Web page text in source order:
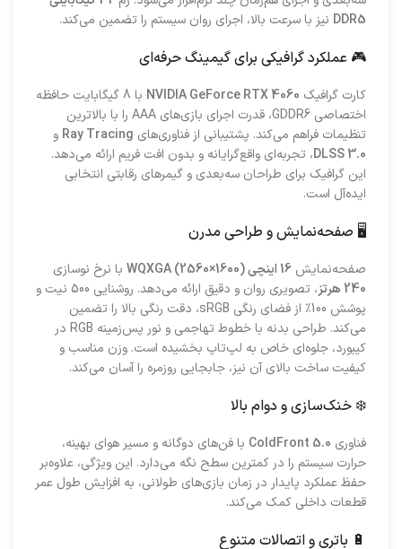
DDR5 نیز با سرعت بالا، اجرای روان سیستم را تضمین می‌کند.
🎮 عملکرد گرافیکی برای گیمینگ حرفه‌ای
کارت گرافیک NVIDIA GeForce RTX 4060
با 8 گیگابایت حافظه
اختصاصی GDDR6، قدرت اجرای بازی‌های AAA را با بالاترین
تنظیمات فراهم می‌کند. پشتیبانی از فناوری‌های Ray Tracing و
DLSS 3.0، تجربه‌ای واقع‌گرایانه و بدون افت فریم ارائه می‌دهد.
این گرافیک برای طراحان سه‌بعدی و گیمرهای رقابتی انتخابی
ایده‌آل است.
🖥️ صفحه‌نمایش و طراحی مدرن
صفحه‌نمایش 16 اینچی WQXGA (2560×1600)
با نرخ نوسازی
240 هرتز
، تصویری روان و دقیق ارائه می‌دهد. روشنایی 500 نیت و
پوشش 100٪ از فضای رنگی sRGB، دقت رنگی بالا را تضمین
می‌کند. طراحی بدنه با خطوط تهاجمی و نور پس‌زمینه RGB در
کیبورد، جلوه‌ای خاص به لپ‌تاپ بخشیده است. وزن مناسب و
کیفیت ساخت بالای آن نیز، جابجایی روزمره را آسان می‌کند.
❄️ خنک‌سازی و دوام بالا
فناوری ColdFront 5.0 با فن‌های دوگانه و مسیر هوای بهینه،
حرارت سیستم را در کمترین سطح نگه می‌دارد. این ویژگی، علاوه‌بر
حفظ عملکرد پایدار در زمان بازی‌های طولانی، به افزایش طول عمر
قطعات داخلی کمک می‌کند.
🔋 باتری و اتصالات متنوع